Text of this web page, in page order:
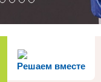
Решаем вместе